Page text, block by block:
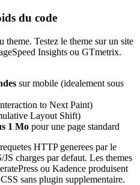
du code
theme. Testez le theme sur un site
Insights ou GTmetrix.
sur mobile (idealement sous
to Next Paint)
Layout Shift)
1 Mo pour une page standard
HTTP generees par le
charges par defaut. Les themes
ou Kadence produisent
sans plugin supplementaire.